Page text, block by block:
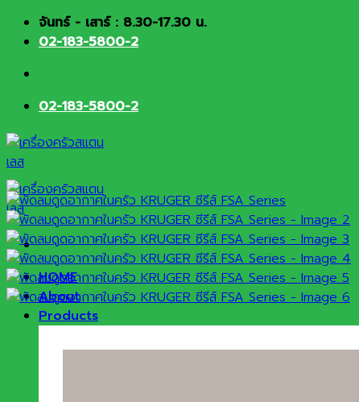
Skip จันทร์ - เสาร์ : 8.30-17.30 น.
02-183-5800-2
02-183-5800-2
HOME
About
Products